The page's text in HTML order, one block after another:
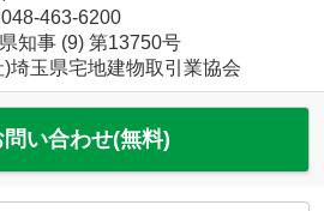
463-6200
知事 (9) 第13750号
)埼玉県宅地建物取引業協会
問い合わせ(無料)